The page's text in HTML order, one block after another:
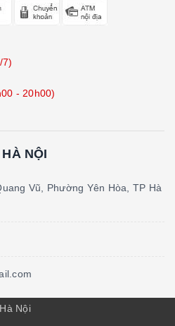
7)
- 20h00)
NỘI
Vũ, Phường Yên Hòa, TP Hà
Nội